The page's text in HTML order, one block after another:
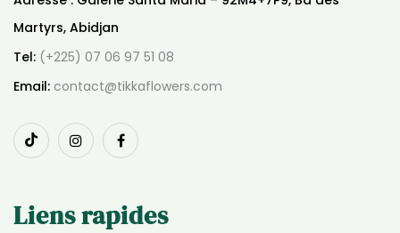
Martyrs, Abidjan
Tel: (+225) 07 06 97 51 08
Email: contact@tikkaflowers.com
Liens rapides